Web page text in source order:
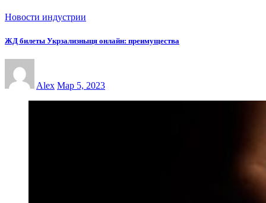
Новости индустрии
ЖД билеты Укрзализныця онлайн: преимущества
Alex Мар 5, 2023